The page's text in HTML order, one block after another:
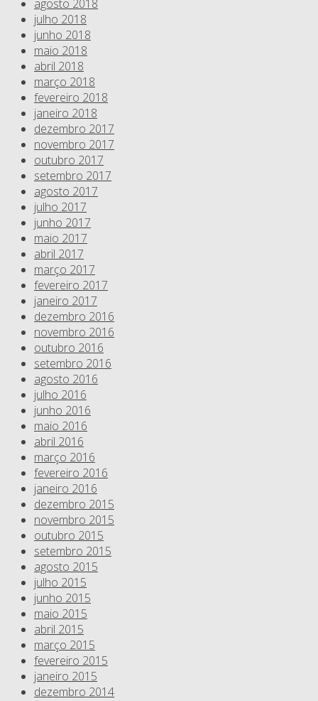
agosto 2018
julho 2018
junho 2018
maio 2018
abril 2018
março 2018
fevereiro 2018
janeiro 2018
dezembro 2017
novembro 2017
outubro 2017
setembro 2017
agosto 2017
julho 2017
junho 2017
maio 2017
abril 2017
março 2017
fevereiro 2017
janeiro 2017
dezembro 2016
novembro 2016
outubro 2016
setembro 2016
agosto 2016
julho 2016
junho 2016
maio 2016
abril 2016
março 2016
fevereiro 2016
janeiro 2016
dezembro 2015
novembro 2015
outubro 2015
setembro 2015
agosto 2015
julho 2015
junho 2015
maio 2015
abril 2015
março 2015
fevereiro 2015
janeiro 2015
dezembro 2014